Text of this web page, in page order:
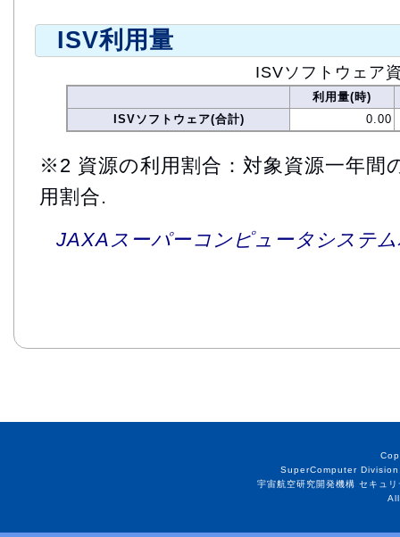
ISV利用量
ISVソフトウェア
利用量(時)
ISVソフトウェア(合計)
0.00
※2 資源の利用割合：対象資源一年間
用割合.
JAXAスーパーコンピュータシステ
SuperComputer
宇宙航空研究開発機構 セキュ